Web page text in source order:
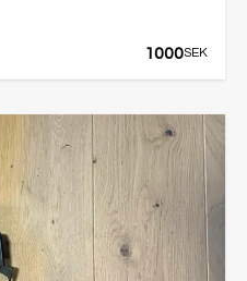
1000SEK